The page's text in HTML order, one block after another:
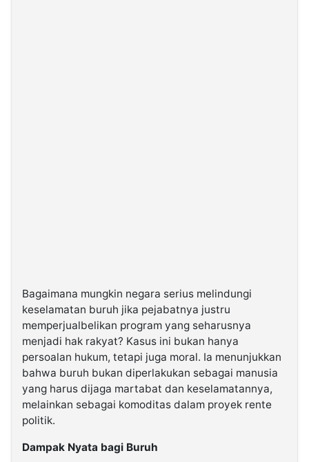
Bagaimana mungkin negara serius melindungi
keselamatan buruh jika pejabatnya justru
memperjualbelikan program yang seharusnya
menjadi hak rakyat? Kasus ini bukan hanya
persoalan hukum, tetapi juga moral. Ia menunjukkan
bahwa buruh bukan diperlakukan sebagai manusia
yang harus dijaga martabat dan keselamatannya,
melainkan sebagai komoditas dalam proyek rente
politik.
Dampak Nyata bagi Buruh